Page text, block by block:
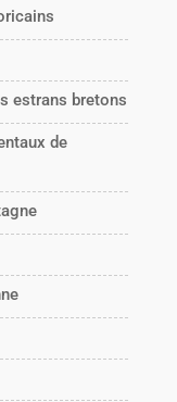
estrans bretons
de